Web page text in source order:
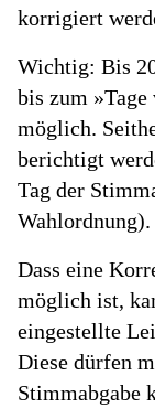
korrigiert
Wichtig: Bis
bis zum
möglich.
berichtigt
Tag der
Wahlordnung).
Dass eine
möglich ist,
eingestellte
Diese dürfen
Stimmabgabe